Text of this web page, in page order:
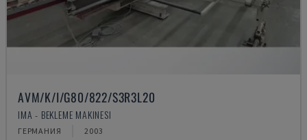
AVM/K/I/G80/822/S3R3L20
IMA - BEKLEME MAKINESI
ГЕРМАНИЯ 2003